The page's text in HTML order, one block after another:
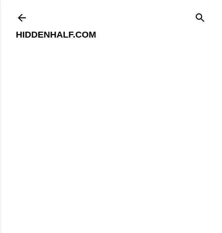
HIDDENHALF.COM